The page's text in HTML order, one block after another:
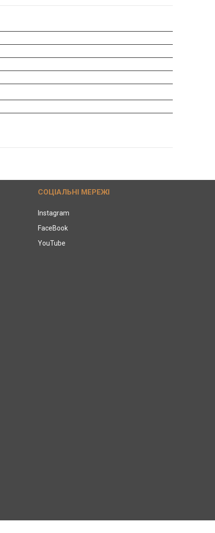
СОЦІАЛЬНІ МЕРЕЖІ
Instagram
FaceBook
YouTube